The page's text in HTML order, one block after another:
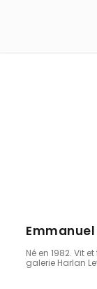
Né en 1982. Vit
galerie Harlan